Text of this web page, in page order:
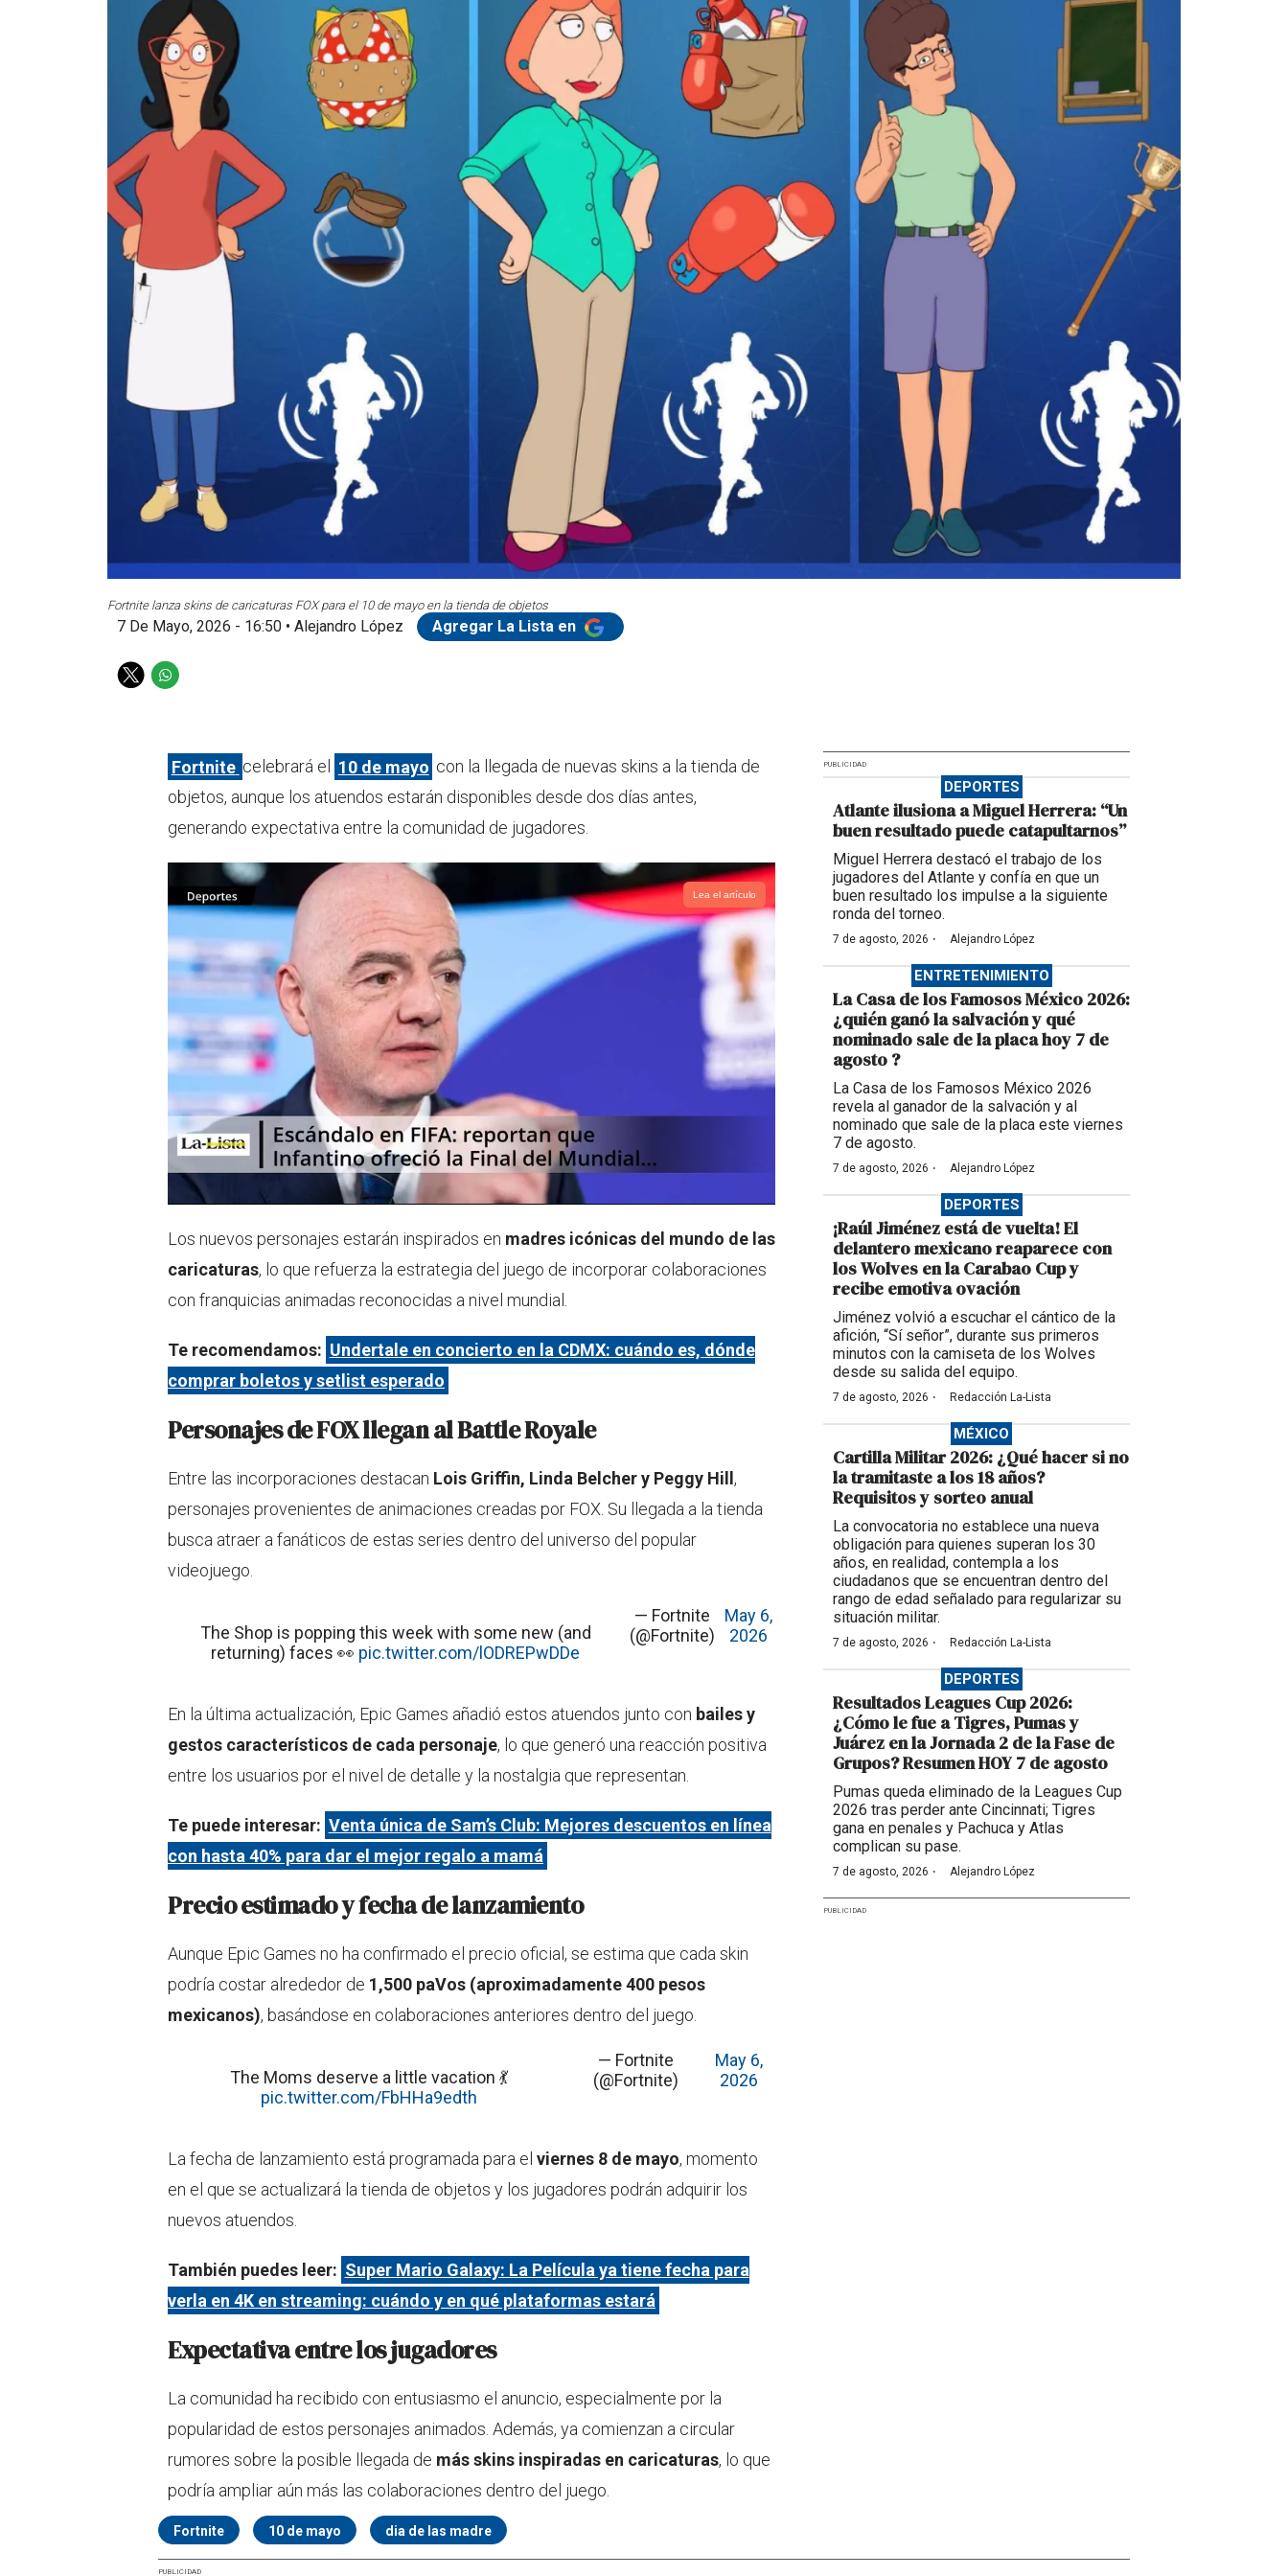
Fortnite lanza skins de caricaturas FOX para el 10 de mayo en la tienda de objetos
7 De Mayo, 2026 - 16:50 • Alejandro López Agregar La Lista en
T
W
s
a
p
p
Fortnite celebrará el 10 de mayo con la llegada de nuevas skins a la tienda de
objetos, aunque los atuendos estarán disponibles desde dos días antes,
generando expectativa entre la comunidad de jugadores.
Lea el artículo
Los nuevos personajes estarán inspirados en madres icónicas del mundo de las
caricaturas, lo que refuerza la estrategia del juego de incorporar colaboraciones
con franquicias animadas reconocidas a nivel mundial.
Te recomendamos: Undertale en concierto en la CDMX: cuándo es, dónde
comprar boletos y setlist esperado
Personajes de FOX llegan al Battle Royale
Entre las incorporaciones destacan Lois Griffin, Linda Belcher y Peggy Hill ,
personajes provenientes de animaciones creadas por FOX. Su llegada a la tienda
busca atraer a fanáticos de estas series dentro del universo del popular
videojuego.
The Shop is popping this week with some new (and
returning) faces 👀 pic.twitter.com/lODREPwDDe
— Fortnite
(@Fortnite)
May 6,
2026
En la última actualización, Epic Games añadió estos atuendos junto con bailes y
gestos característicos de cada personaje, lo que generó una reacción positiva
entre los usuarios por el nivel de detalle y la nostalgia que representan.
Te puede interesar: Venta única de Sam’s Club: Mejores descuentos en línea
con hasta 40% para dar el mejor regalo a mamá
Precio estimado y fecha de lanzamiento
Aunque Epic Games no ha confirmado el precio oficial, se estima que cada skin
podría costar alrededor de 1,500 paVos (aproximadamente 400 pesos
mexicanos), basándose en colaboraciones anteriores dentro del juego.
The Moms deserve a little vacation 💃
pic.twitter.com/FbHHa9edth
— Fortnite
(@Fortnite)
May 6,
2026
La fecha de lanzamiento está programada para el viernes 8 de mayo, momento
en el que se actualizará la tienda de objetos y los jugadores podrán adquirir los
nuevos atuendos.
También puedes leer: Super Mario Galaxy: La Película ya tiene fecha para
verla en 4K en streaming: cuándo y en qué plataformas estará
Expectativa entre los jugadores
La comunidad ha recibido con entusiasmo el anuncio, especialmente por la
popularidad de estos personajes animados. Además, ya comienzan a circular
rumores sobre la posible llegada de más skins inspiradas en caricaturas, lo que
podría ampliar aún más las colaboraciones dentro del juego.
Fortnite 10 de mayo dia de las madre
PUBLICIDAD
DEPORTES
Atlante ilusiona a Miguel Herrera: “Un
buen resultado puede catapultarnos”
Miguel Herrera destacó el trabajo de los
jugadores del Atlante y confía en que un
buen resultado los impulse a la siguiente
ronda del torneo.
7 de agosto, 2026 · Alejandro López
ENTRETENIMIENTO
La Casa de los Famosos México 2026:
¿quién ganó la salvación y qué
nominado sale de la placa hoy 7 de
agosto ?
La Casa de los Famosos México 2026
revela al ganador de la salvación y al
nominado que sale de la placa este viernes
7 de agosto.
7 de agosto, 2026 · Alejandro López
DEPORTES
¡Raúl Jiménez está de vuelta! El
delantero mexicano reaparece con
los Wolves en la Carabao Cup y
recibe emotiva ovación
Jiménez volvió a escuchar el cántico de la
afición, “Sí señor”, durante sus primeros
minutos con la camiseta de los Wolves
desde su salida del equipo.
7 de agosto, 2026 · Redacción La-Lista
MÉXICO
Cartilla Militar 2026: ¿Qué hacer si no
la tramitaste a los 18 años?
Requisitos y sorteo anual
La convocatoria no establece una nueva
obligación para quienes superan los 30
años, en realidad, contempla a los
ciudadanos que se encuentran dentro del
rango de edad señalado para regularizar su
situación militar.
7 de agosto, 2026 · Redacción La-Lista
DEPORTES
Resultados Leagues Cup 2026:
¿Cómo le fue a Tigres, Pumas y
Juárez en la Jornada 2 de la Fase de
Grupos? Resumen HOY 7 de agosto
Pumas queda eliminado de la Leagues Cup
2026 tras perder ante Cincinnati; Tigres
gana en penales y Pachuca y Atlas
complican su pase.
7 de agosto, 2026 · Alejandro López
PUBLICIDAD
PUBLICIDAD